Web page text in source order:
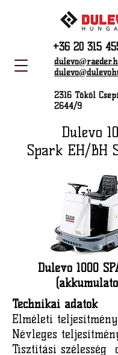
+36 20 315
2316 Tököl
2644/9
Dulevo
Spark EH/BH
Dulevo 1000
Technikai adatok
Elméleti
Névleges
Tisztítási szélesség